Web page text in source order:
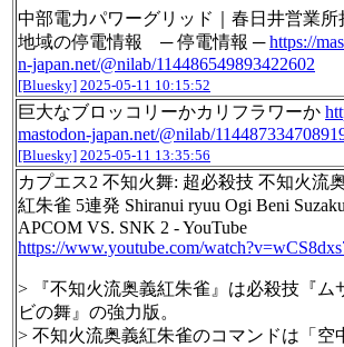
中部電力パワーグリッド｜春日井営業所
地域の停電情報 ─ 停電情報 ─https://
n-japan.net/@nilab/114486549893422602
[Bluesky] 2025-05-11 10:15:52
巨大なブロッコリーかカリフラワーか
mastodon-japan.net/@nilab/
[Bluesky] 2025-05-11 13:35:56
カプエス2 不知火舞: 超必殺技 不知火流
紅朱雀 5連発 Shiranui ryuu Ogi Beni
APCOM VS. SNK 2 - YouTube
https://www.youtube.com/
> 『不知火流奥義紅朱雀』は必殺技『ム
ビの舞』の強力版。
> 不知火流奥義紅朱雀のコマンドは「空